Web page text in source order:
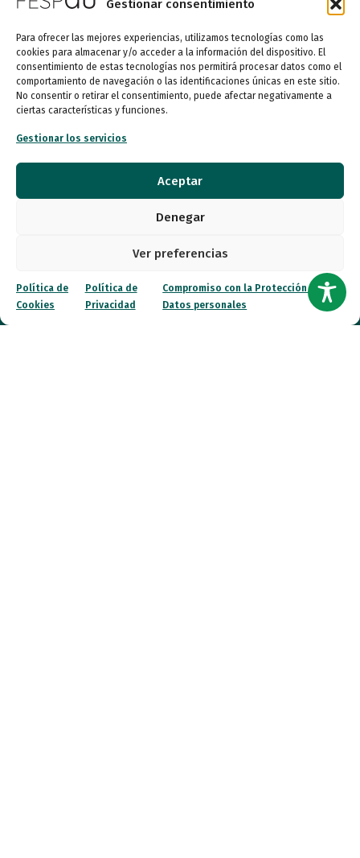
Gestionar consentimiento
Para ofrecer las mejores experiencias, utilizamos tecnologías como las
cookies para almacenar y/o acceder a la información del dispositivo. El
consentimiento de estas tecnologías nos permitirá procesar datos como el
comportamiento de navegación o las identificaciones únicas en este sitio.
No consentir o retirar el consentimiento, puede afectar negativamente a
ciertas características y funciones.
Gestionar los servicios
Aceptar
Denegar
Ver preferencias
Política de
Cookies
Política de
Privacidad
Compromiso con la Protección de
Datos personales
Entidad de utilidad pública
autismo@fespau.es
09:00 a 16:00